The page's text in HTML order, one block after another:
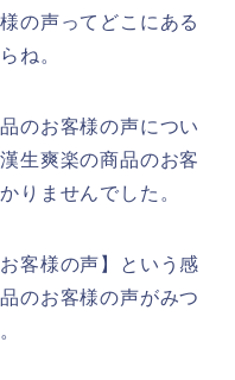
の声ってどこにある
ね。
のお客様の声につい
生爽楽の商品のお客
りませんでした。
客様の声】という感
のお客様の声がみつ